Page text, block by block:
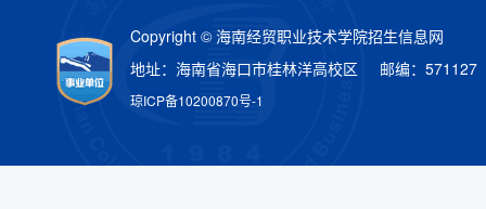
Copyright © 海南经贸职业技术学院招生信息网
地址：海南省海口市桂林洋高校区 邮编：571127
琼ICP备10200870号-1